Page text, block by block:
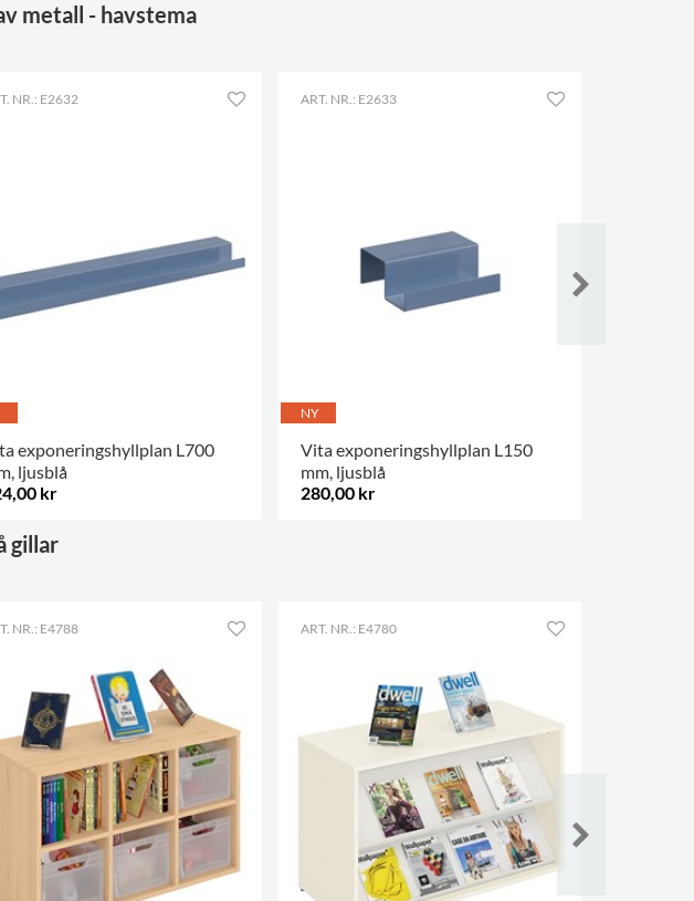
pulverlackerat metall
metall - havstema
NR.: E2632
exponeringshyllplan L700
ljusblå
kr
ALTERNATIV
ART. NR.: E2633
NY
Vita exponeringshyllplan L150
mm, ljusblå
280,00 kr
gillar
NR.: E4788 ART. NR.: E4780